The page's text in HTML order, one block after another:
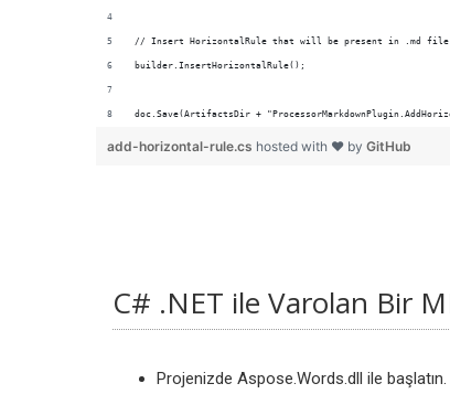
doc.Save(ArtifactsDir +
add-horizontal-rule.cs hosted with ❤ by GitHub
C# .NET ile Varolan Bir
Projenizde Aspose.Words.dll ile başlatın.